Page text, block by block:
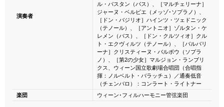
演奏者
ル・バスタン（バス）、［マルチェリーナ］
ジャーヌ・ベルビエ（メッゾ･ソプラノ）、
［ドン・バジリオ］ハインツ・ツェドニック
（テノール）、［アントニオ］ゾルタン・ケ
レメン（バス）、［ドン・クルツィオ］クル
ト・エクヴィルツ（テノール）、［バルバリ
ーナ］クリスティーヌ・バルボウ（ソプラ
ノ）、［第2の少女］マルジョン・ランブリ
クス、ウィーン国立歌劇場合唱団（合唱指
揮：ノルベルト・バラッチュ）／通奏低音
（チェンバロ）：コンラート・ライトナー
楽団
ウィーン･フィルハーモニー管弦楽団